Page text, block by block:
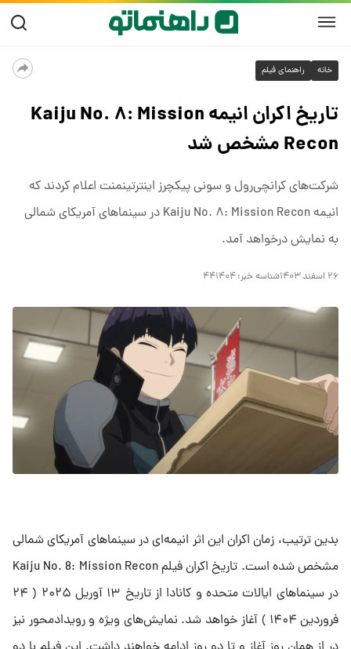
خانه راهنمای فیلم
تاریخ اکران انیمه Kaiju No. ۸: Mission
Recon مشخص شد
شرکت‌های کرانچی‌رول و سونی پیکچرز اینترتینمنت اعلام کردند که
انیمه‌ Kaiju No. ۸: Mission Recon در سینماهای آمریکای شمالی
به نمایش درخواهد آمد.
۲۶ اسفند ۱۴۰۳ شناسه خبر:۴۴۱۴۰۴
بدین ترتیب، زمان اکران این اثر انیمه‌ای در سینماهای آمریکای شمالی
مشخص شده است. تاریخ اکران فیلم Kaiju No. 8: Mission Recon
در سینماهای ایالات متحده و کانادا از تاریخ ۱۳ آوریل ۲۰۲۵ ( ۲۴
فروردین ۱۴۰۴ ) آغاز خواهد شد. نمایش‌های ویژه و رویدادمحور نیز